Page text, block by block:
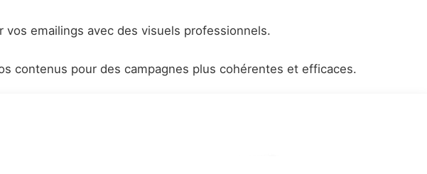
vos emailings avec des visuels professionnels.
contenus pour des campagnes plus cohérentes et efficaces.